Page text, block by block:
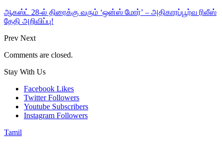
ஆகஸ்ட் 28-ல் திரைக்கு வரும் ‘ஒன்ஸ் மோர்’ – அதிகாரப்பூர்வ ரிலீஸ்
தேதி அறிவிப்பு!
Prev Next
Comments are closed.
Stay With Us
Facebook Likes
Twitter Followers
Youtube Subscribers
Instagram Followers
Tamil